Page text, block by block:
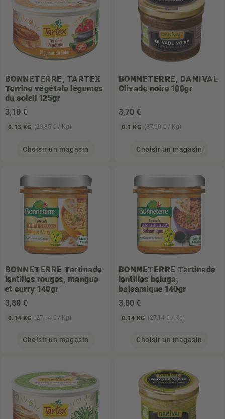
BONNETERRE, TARTEX
Terrine végétale légumes
du soleil 125gr
3,10 €
0.13 KG (23,85 € / Kg)
Choisir un magasin
BONNETERRE, DANIVAL
Olivade noire 100gr
3,70 €
0.1 KG (37,00 € / Kg)
Choisir un magasin
BONNETERRE Tartinade
lentilles rouges, mangue
et curry 140gr
3,80 €
0.14 KG (27,14 € / Kg)
Choisir un magasin
BONNETERRE Tartinade
lentilles beluga,
balsamique 140gr
3,80 €
0.14 KG (27,14 € / Kg)
Choisir un magasin